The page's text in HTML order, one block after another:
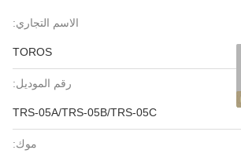
الاسم التجاري:
TOROS
رقم الموديل:
TRS-05A/TRS-05B/TRS-05C
موك: